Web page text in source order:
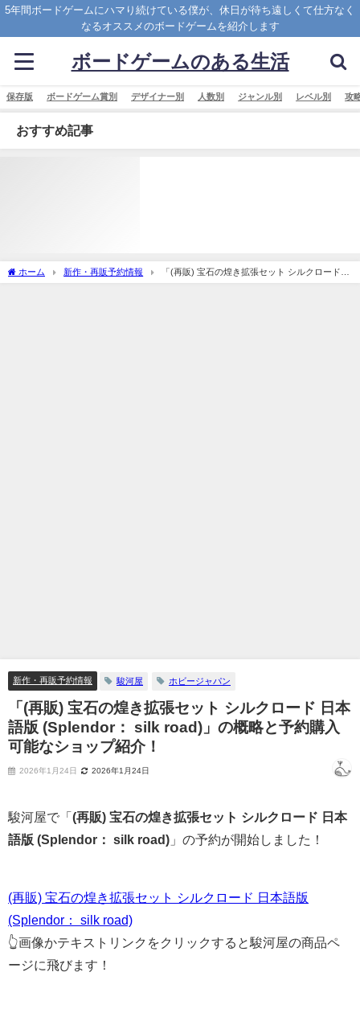
5年間ボードゲームにハマり続けている僕が、休日が待ち遠しくて仕方なく
なるオススメのボードゲームを紹介します
ボードゲームのある生活
保存版 ボードゲーム賞別 デザイナー別 人数別 ジャンル別 レベル別 攻
おすすめ記事
ホーム 新作・再販予約情報
「(再販) 宝石の煌き拡張セット シルクロード
日本語版 (Splendor： silk road)」の概略と予約購入可能なショップ紹介！
新作・再販予約情報 駿河屋 ホビージャパン
「(再販) 宝石の煌き拡張セット シルクロード 日本
語版 (Splendor： silk road)」の概略と予約購入
可能なショップ紹介！
2026年1月24日 2026年1月24日
駿河屋で「 (再販) 宝石の煌き拡張セット シルクロード 日本
語版 (Splendor： silk road) 」の予約が開始しました！
(再販) 宝石の煌き拡張セット シルクロード 日本語版
(Splendor： silk road)
👆画像かテキストリンクをクリックすると駿河屋の商品ペ
ージに飛びます！